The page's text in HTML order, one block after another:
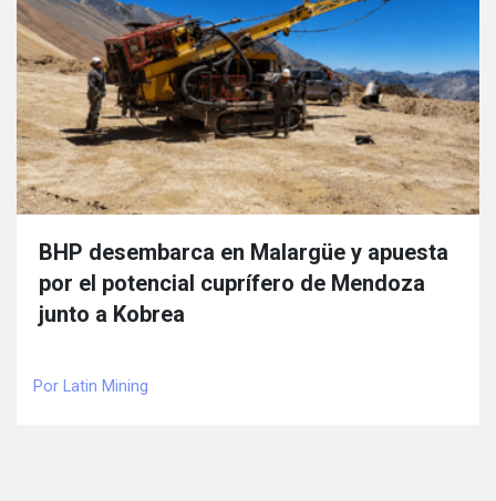
BHP desembarca en Malargüe y apuesta
por el potencial cuprífero de Mendoza
junto a Kobrea
Por Latin Mining